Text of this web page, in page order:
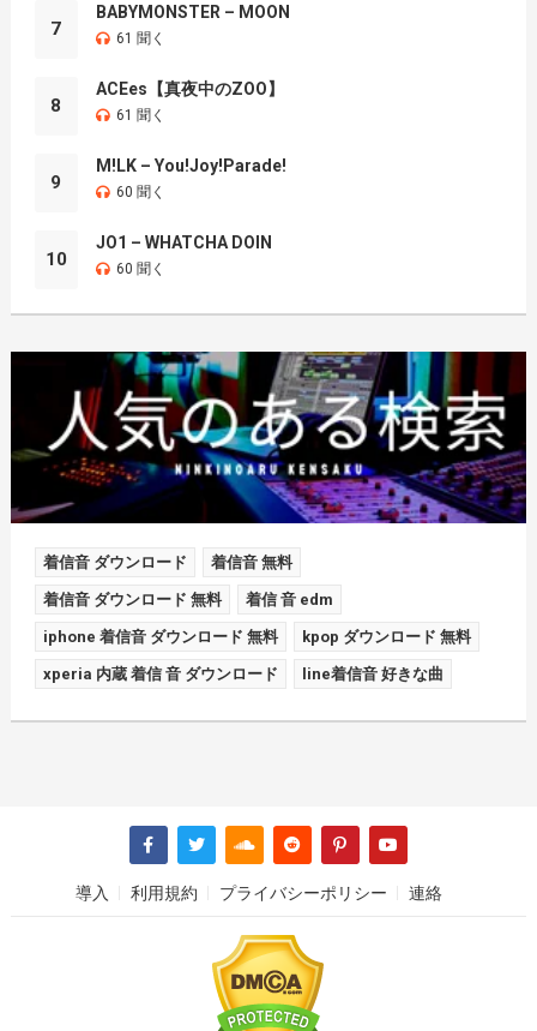
7
BABYMONSTER – MOON
61 聞く
8
ACEes【真夜中のZOO】
61 聞く
9
M!LK – You!Joy!Parade!
60 聞く
10
JO1 – WHATCHA DOIN
60 聞く
着信音 ダウンロード 着信音 無料
着信音 ダウンロード 無料 着信 音 edm
iphone 着信音 ダウンロード 無料 kpop ダウンロード 無料
xperia 内蔵 着信 音 ダウンロード line着信音 好きな曲
導入 利用規約 プライバシーポリシー 連絡